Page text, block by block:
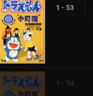
1 - 53
1 - 54